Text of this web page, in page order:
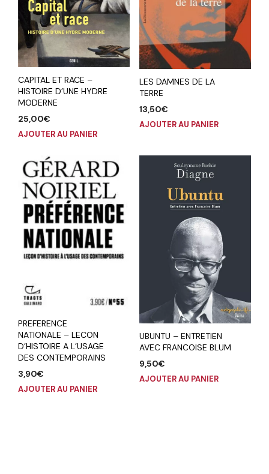
CAPITAL ET RACE –
HISTOIRE D’UNE HYDRE
MODERNE
25,00€
AJOUTER AU PANIER
LES DAMNES DE LA
TERRE
13,50€
AJOUTER AU PANIER
PREFERENCE
NATIONALE – LECON
D’HISTOIRE A L’USAGE
DES CONTEMPORAINS
3,90€
AJOUTER AU PANIER
UBUNTU – ENTRETIEN
AVEC FRANCOISE BLUM
9,50€
AJOUTER AU PANIER